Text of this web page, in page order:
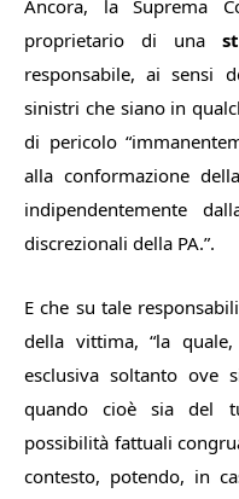
Ancora, la Suprema
proprietario di una
responsabile, ai sensi
sinistri che siano in
di pericolo
alla conformazione
indipendentemente
discrezionali della PA.”.
E che su tale
della vittima, “la
esclusiva soltanto ove
quando cioè sia del
possibilità fattuali
contesto, potendo, in